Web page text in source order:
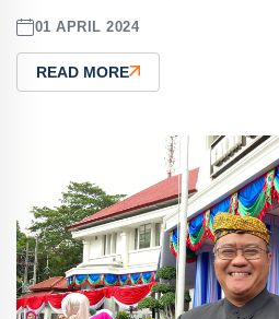
01 APRIL 2024
READ MORE